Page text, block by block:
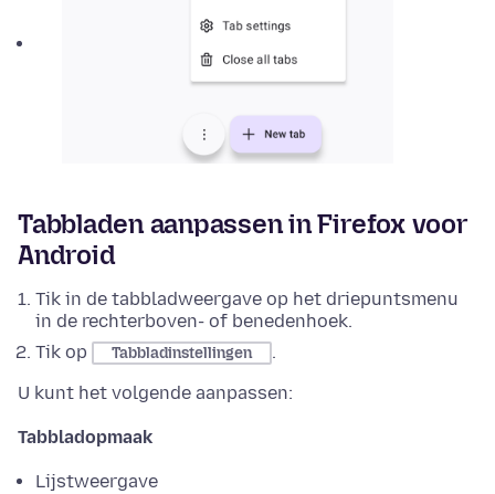
Tabbladen aanpassen in Firefox voor
Android
Tik in de tabbladweergave op het driepuntsmenu
in de rechterboven- of benedenhoek.
Tik op
Tabbladinstellingen
.
U kunt het volgende aanpassen:
Tabbladopmaak
Lijstweergave